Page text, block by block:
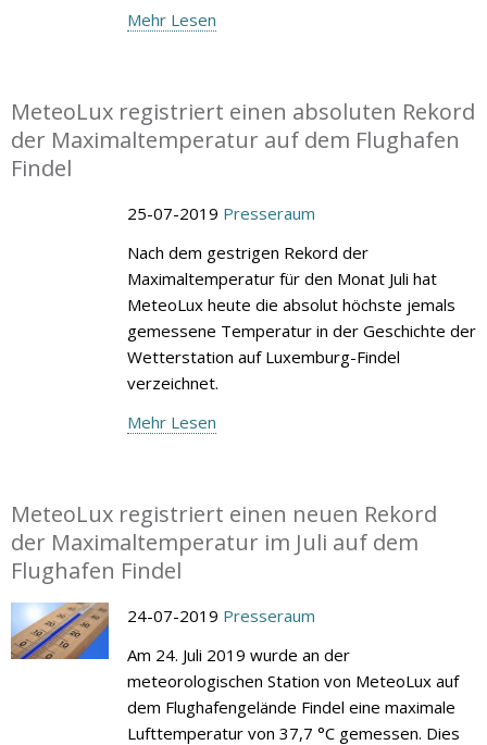
Mehr Lesen
MeteoLux registriert einen absoluten Rekord
der Maximaltemperatur auf dem Flughafen
Findel
25-07-2019 Presseraum
Nach dem gestrigen Rekord der
Maximaltemperatur für den Monat Juli hat
MeteoLux heute die absolut höchste jemals
gemessene Temperatur in der Geschichte der
Wetterstation auf Luxemburg-Findel
verzeichnet.
Mehr Lesen
MeteoLux registriert einen neuen Rekord
der Maximaltemperatur im Juli auf dem
Flughafen Findel
24-07-2019 Presseraum
Am 24. Juli 2019 wurde an der
meteorologischen Station von MeteoLux auf
dem Flughafengelände Findel eine maximale
Lufttemperatur von 37,7 °C gemessen. Dies